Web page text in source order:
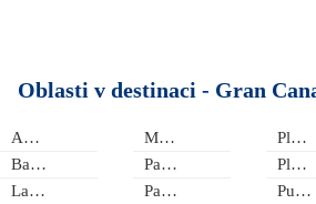
Oblasti v destinaci - Gran
Agaete
Bahía Feliz
Las Palmas
Mogán
Pasito Blanco
Patalavaca
Playa del Inglés
Playa Taurito
Puerto de las Nieves